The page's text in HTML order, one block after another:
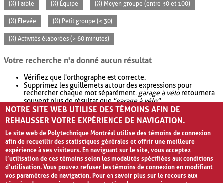
(X) Faible (X) Équipe (X) Moyen groupe (entre 30 et 100)
(X) Élevée (X) Petit groupe (< 30)
(X) Activités élaborées (> 60 minutes)
Votre recherche n'a donné aucun résultat
Vérifiez que l'orthographe est correcte.
Supprimez les guillemets autour des expressions pour
rechercher chaque mot séparément. garage à véloretournera
souvent plus de résultat que"garage à vélo".
Envisagez d'élargir votre recherche avec OR.garage OR vélo
retournera souvent plus de résultat quegarage à vélo
NOTRE SITE WEB UTILISE DES TÉMOINS AFIN DE
REHAUSSER VOTRE EXPÉRIENCE DE NAVIGATION.
Le site web de Polytechnique Montréal utilise des témoins de connexion
afin de recueillir des statistiques générales et offrir une meilleure
expérience à ses visiteurs. En naviguant sur le site, vous acceptez
l’utilisation de ces témoins selon les modalités spécifiées aux conditions
d’utilisation. Vous pouvez refuser les témoins de connexion en modifiant
vos paramètres de navigation. Pour en savoir plus sur le recours aux